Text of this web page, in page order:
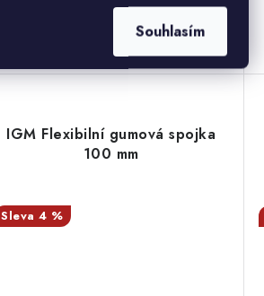
Souhlasím
IGM Flexibilní gumová spojka
100 mm
4 %